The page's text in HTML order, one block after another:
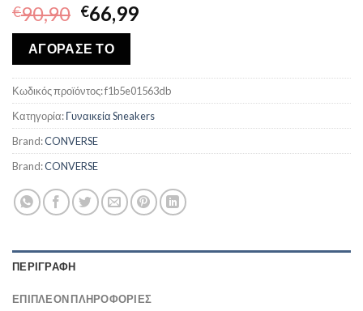
€90,90 Original
price
was:
€90,90.
€66,99Η
€66,99.
ΑΓΟΡΑΣΕ ΤΟ
Κωδικός προϊόντος:f1b5e01563db
Κατηγορία:Γυναικεία Sneakers
Brand:CONVERSE
Brand:CONVERSE
ΠΕΡΙΓΡΑΦΉ
ΕΠΙΠΛΈΟΝ ΠΛΗΡΟΦΟΡΊΕΣ